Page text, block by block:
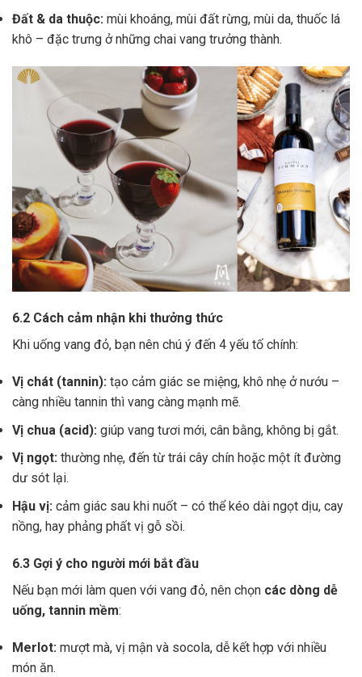
Đất & da thuộc: mùi khoáng, mùi đất rừng, mùi da, thuốc lá
khô – đặc trưng ở những chai vang trưởng thành.
6.2 Cách cảm nhận khi thưởng thức
Khi uống vang đỏ, bạn nên chú ý đến 4 yếu tố chính:
Vị chát (tannin): tạo cảm giác se miệng, khô nhẹ ở nướu –
càng nhiều tannin thì vang càng mạnh mẽ.
Vị chua (acid): giúp vang tươi mới, cân bằng, không bị gắt.
Vị ngọt: thường nhẹ, đến từ trái cây chín hoặc một ít đường
dư sót lại.
Hậu vị: cảm giác sau khi nuốt – có thể kéo dài ngọt dịu, cay
nồng, hay phảng phất vị gỗ sồi.
6.3 Gợi ý cho người mới bắt đầu
Nếu bạn mới làm quen với vang đỏ, nên chọn các dòng dễ
uống, tannin mềm:
Merlot: mượt mà, vị mận và socola, dễ kết hợp với nhiều
món ăn.